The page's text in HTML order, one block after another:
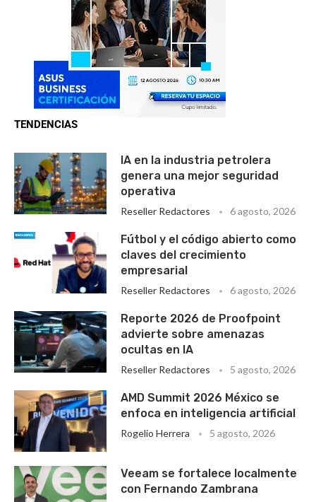
TENDENCIAS
IA en la industria petrolera
genera una mejor seguridad
operativa
Reseller Redactores 6 agosto, 2026
Fútbol y el código abierto como
claves del crecimiento
empresarial
Reseller Redactores 6 agosto, 2026
Reporte 2026 de Proofpoint
advierte sobre amenazas
ocultas en IA
Reseller Redactores 5 agosto, 2026
AMD Summit 2026 México se
enfoca en inteligencia artificial
Rogelio Herrera 5 agosto, 2026
Veeam se fortalece localmente
con Fernando Zambrana